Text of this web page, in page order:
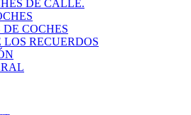
DE CALLE.
DE COCHES
RECUERDOS